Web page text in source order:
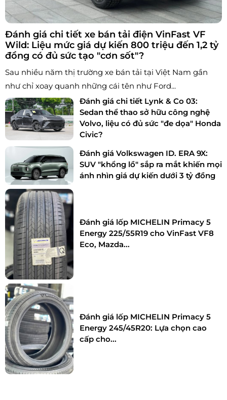
Đánh giá chi tiết xe bán tải điện VinFast VF
Wild: Liệu mức giá dự kiến 800 triệu đến 1,2 tỷ
đồng có đủ sức tạo "cơn sốt"?
Sau nhiều năm thị trường xe bán tải tại Việt Nam gần
như chỉ xoay quanh những cái tên như Ford...
Đánh giá chi tiết Lynk & Co 03:
Sedan thể thao sở hữu công nghệ
Volvo, liệu có đủ sức "đe dọa" Honda
Civic?
Đánh giá Volkswagen ID. ERA 9X:
SUV "khổng lồ" sắp ra mắt khiến mọi
ánh nhìn giá dự kiến dưới 3 tỷ đồng
Đánh giá lốp MICHELIN Primacy 5
Energy 225/55R19 cho VinFast VF8
Eco, Mazda...
Đánh giá lốp MICHELIN Primacy 5
Energy 245/45R20: Lựa chọn cao
cấp cho...